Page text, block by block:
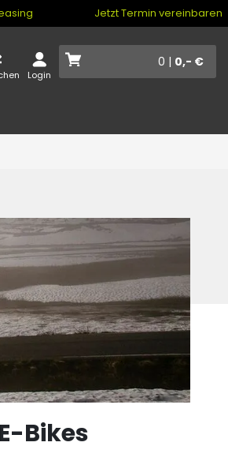
Jetzt Termin vereinbaren
Login
0 | 0,- €
Bikes